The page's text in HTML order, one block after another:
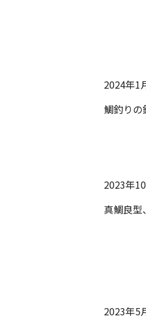
2024年1
鯛釣りの
2023年
真鯛良
2023年5